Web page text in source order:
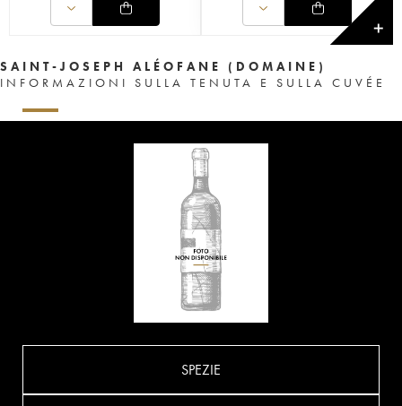
✕
SAINT-JOSEPH ALÉOFANE (DOMAINE)
INFORMAZIONI SULLA TENUTA E SULLA CUVÉE
SPEZIE